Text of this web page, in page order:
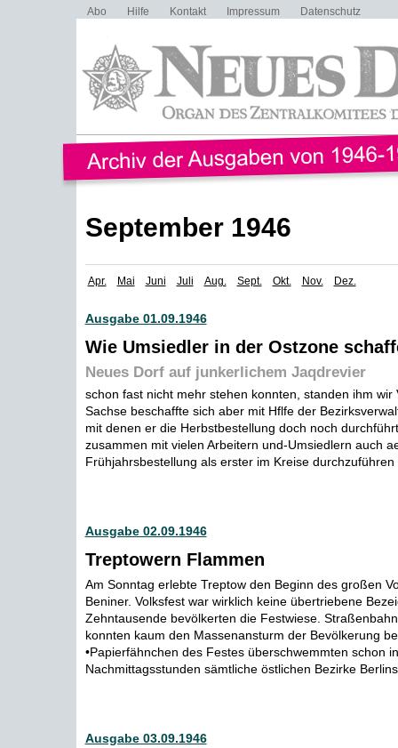
Abo Hilfe Kontakt Impressum Datenschutz
September 1946
Apr. Mai Juni Juli Aug. Sept. Okt. Nov. Dez.
Ausgabe 01.09.1946
Wie Umsiedler in der Ostzone
Neues Dorf auf junkerlichem Jaqdrevier
schon fast nicht mehr stehen konnten, standen ihm wir
Sachse beschaffte sich aber mit Hflfe der
mit denen er die Herbstbestellung doch noch
zusammen mit vielen Arbeitern und-Umsiedlern auch
Frühjahrsbestellung als erster im Kreise durchzuführen
Ausgabe 02.09.1946
Treptowern Flammen
Am Sonntag erlebte Treptow den Beginn des großen
Beniner. Volksfest war wirklich keine übertriebene
Zehntausende bevölkerten die Festwiese.
konnten kaum den Massenansturm der Bevölkerung
•Papierfähnchen des Festes überschwemmten schon
Nachmittagsstunden sämtliche östlichen Bezirke
Ausgabe 03.09.1946